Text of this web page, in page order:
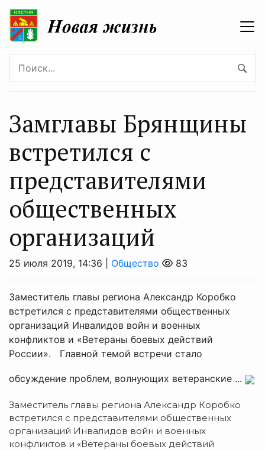
Замглавы Брянщины
встретился с
представителями
общественных
организаций
25 июля 2019, 14:36 | Общество 83
Заместитель главы региона Александр Коробко
встретился с представителями общественных
организаций Инвалидов войн и военных
конфликтов и «Ветераны боевых действий
России». Главной темой встречи стало
обсуждение проблем, волнующих ветеранские ...
Заместитель главы региона Александр Коробко
встретился с представителями общественных
организаций Инвалидов войн и военных
конфликтов и «Ветераны боевых действий